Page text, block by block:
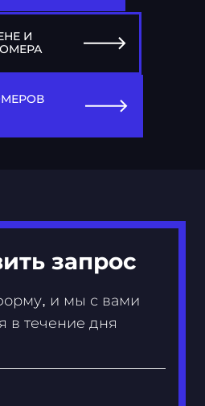
ХХ
И
запрос
и мы с вами
в течение дня